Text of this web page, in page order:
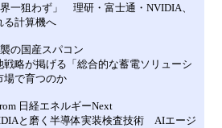
一狙わず」 理研・富士通・NVIDIA、
る計算機へ
の国産スパコン
戦略が掲げる「総合的な蓄電ソリューシ
場で育つのか
日経エネルギーNext
と磨く半導体実装検査技術 AIエージ